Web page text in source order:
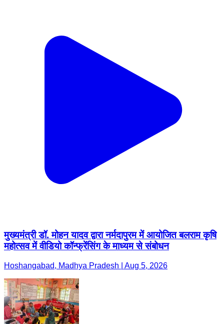
मुख्यमंत्री डॉ. मोहन यादव द्वारा नर्मदापुरम में आयोजित बलराम कृषि
महोत्सव में वीडियो कॉन्फ्रेंसिंग के माध्यम से संबोधन
Hoshangabad, Madhya Pradesh | Aug 5, 2026